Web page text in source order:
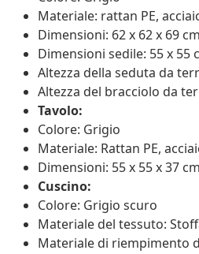
Materiale: rattan PE,
Dimensioni: 62 x 62 x 69
Dimensioni sedile: 55 x 55
Altezza della seduta da
Altezza del bracciolo da
Tavolo:
Colore: Grigio
Materiale: Rattan PE,
Dimensioni: 55 x 55 x 37
Cuscino:
Colore: Grigio scuro
Materiale del tessuto:
Materiale di riempimento